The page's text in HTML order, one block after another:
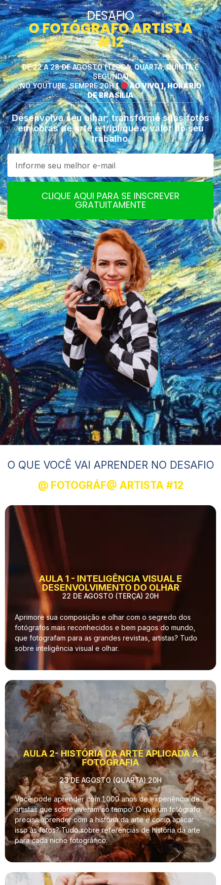
DESAFIO
O FOTÓGRAFO ARTISTA
#12
DE 22 A 28 DE AGOSTO (TERÇA, QUARTA, QUINTA E
SEGUNDA)
NO YOUTUBE, SEMPRE 20H[
AO VIVO ], HORÁRIO
DE BRASÍLIA
Desenvolva seu olhar, transforme suas fotos
em obras de arte e triplique o valor do seu
trabalho.
CLIQUE AQUI PARA SE INSCREVER
GRATUITAMENTE
O QUE VOCÊ VAI APRENDER NO DESAFIO
@ FOTOGRÁF@ ARTISTA #12
AULA 1 - INTELIGÊNCIA VISUAL E
DESENVOLVIMENTO DO OLHAR
22 DE AGOSTO (TERÇA) 20H
Aprimore sua composição e olhar com o segredo dos
fotógrafos mais reconhecidos e bem pagos do mundo,
que fotografam para as grandes revistas, artistas? Tudo
sobre inteligência visual e olhar.
AULA 2- HISTÓRIA DA ARTE APLICADA À
FOTOGRAFIA
23 DE AGOSTO (QUARTA) 20H
Você pode aprender com 1.000 anos de experiência de
artistas que sobreviveram ao tempo! O que um fotógrafo
precisa aprender com a história da arte e como aplicar
isso às fotos? Tudo sobre referências de história da arte
para cada nicho fotográfico.